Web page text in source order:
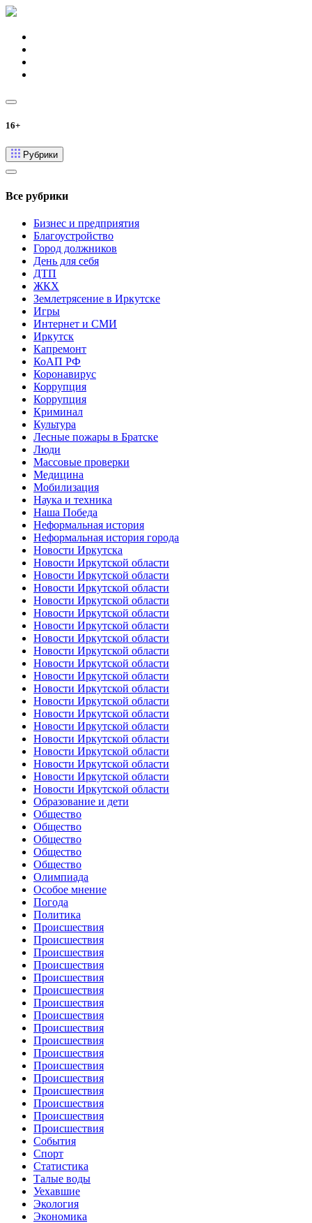
16+
Рубрики
Все рубрики
Бизнес и предприятия
Благоустройство
Город должников
День для себя
ДТП
ЖКХ
Землетрясение в Иркутске
Игры
Интернет и СМИ
Иркутск
Капремонт
КоАП РФ
Коронавирус
Коррупция
Коррупция
Криминал
Культура
Лесные пожары в Братске
Люди
Массовые проверки
Медицина
Мобилизация
Наука и техника
Наша Победа
Неформальная история
Неформальная история города
Новости Иркутска
Новости Иркутской области
Новости Иркутской области
Новости Иркутской области
Новости Иркутской области
Новости Иркутской области
Новости Иркутской области
Новости Иркутской области
Новости Иркутской области
Новости Иркутской области
Новости Иркутской области
Новости Иркутской области
Новости Иркутской области
Новости Иркутской области
Новости Иркутской области
Новости Иркутской области
Новости Иркутской области
Новости Иркутской области
Новости Иркутской области
Новости Иркутской области
Образование и дети
Общество
Общество
Общество
Общество
Общество
Олимпиада
Особое мнение
Погода
Политика
Происшествия
Происшествия
Происшествия
Происшествия
Происшествия
Происшествия
Происшествия
Происшествия
Происшествия
Происшествия
Происшествия
Происшествия
Происшествия
Происшествия
Происшествия
Происшествия
Происшествия
События
Спорт
Статистика
Талые воды
Уехавшие
Экология
Экономика